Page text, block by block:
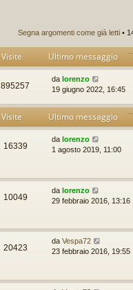
Segna argomenti come già letti •
Visite Ultimo messaggio
895257
da lorenzo
19 giugno 2022, 16:45
Visite Ultimo messaggio
16339
da lorenzo
1 agosto 2019, 11:00
10049
da lorenzo
29 febbraio 2016, 13:16
20423
da Vespa72
23 febbraio 2016, 19:55